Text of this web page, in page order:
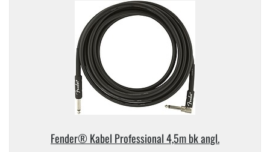
Fender® Kabel Professional 4,​5m bk angl.